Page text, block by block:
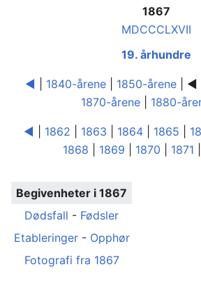
1867
MDCCCLXVII
19. århundre
◄ 1840-årene| 1850-årene| ◄
1870-årene
1880-
◄ 1862 1863 1864 1865
1868
1869 1870 1871
Begivenheter i 1867
Dødsfall - Fødsler
Etableringer- Opphør
Fotografi fra 1867